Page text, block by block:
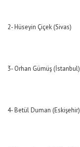
2- Hüseyin Çiçek (Sivas)
3- Orhan Gümüş (İstanbul)
4- Betül Duman (Eskişehir)